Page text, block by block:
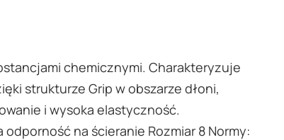
chemicznymi. Charakteryzuje
strukturze Grip w obszarze dłoni,
i wysoka elastyczność.
na ścieranie Rozmiar 8 Normy: